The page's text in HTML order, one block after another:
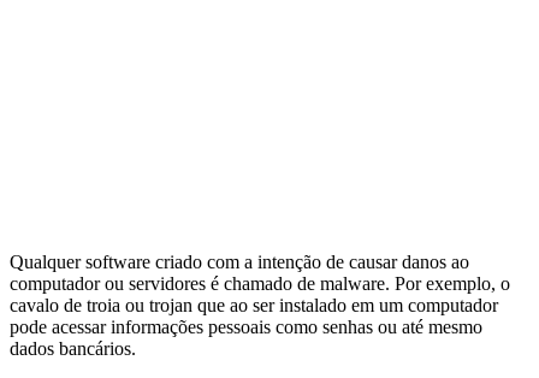
Qualquer software criado com a intenção de causar danos ao
computador ou servidores é chamado de malware. Por exemplo, o
cavalo de troia ou trojan que ao ser instalado em um computador
pode acessar informações pessoais como senhas ou até mesmo
dados bancários.